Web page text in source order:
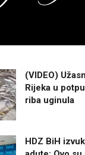
(VIDEO)
Rijeka u
riba uginula
HDZ BiH